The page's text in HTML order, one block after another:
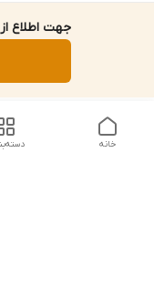
جهت اطلاع
خانه